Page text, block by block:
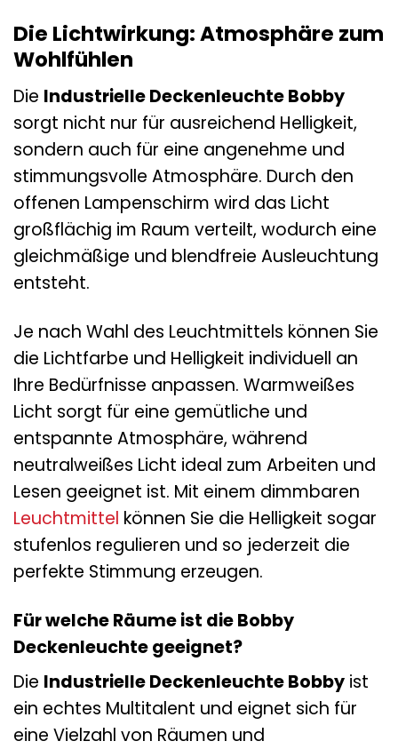
Die Lichtwirkung: Atmosphäre zum
Wohlfühlen
Die Industrielle Deckenleuchte Bobby
sorgt nicht nur für ausreichend Helligkeit,
sondern auch für eine angenehme und
stimmungsvolle Atmosphäre. Durch den
offenen Lampenschirm wird das Licht
großflächig im Raum verteilt, wodurch eine
gleichmäßige und blendfreie Ausleuchtung
entsteht.
Je nach Wahl des Leuchtmittels können Sie
die Lichtfarbe und Helligkeit individuell an
Ihre Bedürfnisse anpassen. Warmweißes
Licht sorgt für eine gemütliche und
entspannte Atmosphäre, während
neutralweißes Licht ideal zum Arbeiten und
Lesen geeignet ist. Mit einem dimmbaren
Leuchtmittel können Sie die Helligkeit sogar
stufenlos regulieren und so jederzeit die
perfekte Stimmung erzeugen.
Für welche Räume ist die Bobby
Deckenleuchte geeignet?
Die Industrielle Deckenleuchte Bobby ist
ein echtes Multitalent und eignet sich für
eine Vielzahl von Räumen und